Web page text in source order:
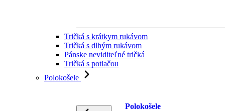
Tričká s krátkym rukávom
Tričká s dlhým rukávom
Pánske neviditeľné tričká
Tričká s potlačou
Polokošele
Polokošele